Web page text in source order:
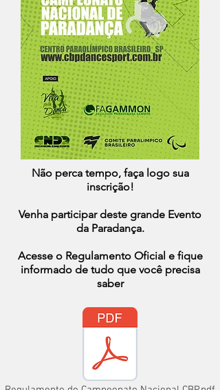
Não perca tempo, faça logo sua
inscrição!
Venha participar deste grande Evento
da Paradança.
Acesse o Regulamento Oficial e fique
informado de tudo que você precisa
saber